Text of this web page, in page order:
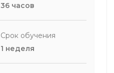
36 часов
Срок обучения
1 неделя